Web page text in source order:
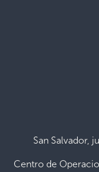
San Salvador,
Centro de